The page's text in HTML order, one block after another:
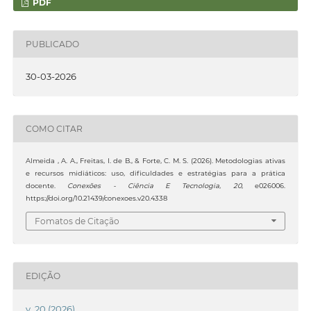
PDF
PUBLICADO
30-03-2026
COMO CITAR
Almeida , A. A., Freitas, I. de B., & Forte, C. M. S. (2026). Metodologias ativas
e recursos midiáticos: uso, dificuldades e estratégias para a prática
docente. Conexões - Ciência E Tecnologia, 20, e026006.
https://doi.org/10.21439/conexoes.v20.4338
Fomatos de Citação
EDIÇÃO